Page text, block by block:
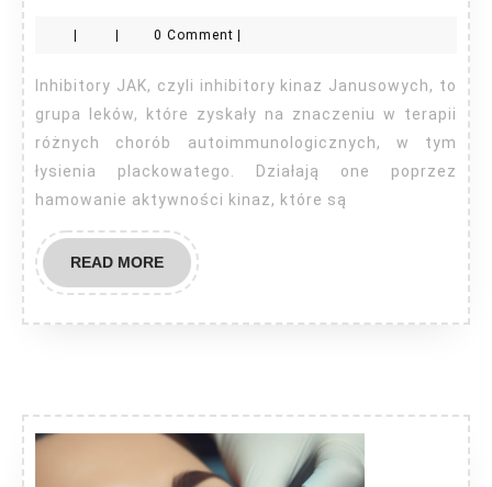
łysienie
plackowate?
0 Comment
grupa leków, które zyskały na znaczeniu w terapii
różnych chorób autoimmunologicznych, w tym
łysienia plackowatego. Działają one poprzez
hamowanie aktywności kinaz, które są
READ MOREREAD
MORE